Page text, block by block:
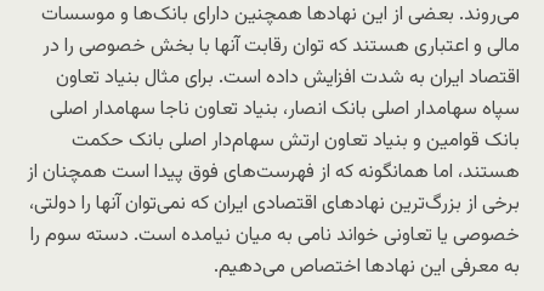
می‌روند. بعضی از این نهادها همچنین دارای بانک‌ها و موسسات
مالی و اعتباری هستند که توان رقابت آنها با بخش خصوصی را در
اقتصاد ایران به شدت افزایش داده است. برای مثال بنیاد تعاون
سپاه سهامدار اصلی بانک انصار، بنیاد تعاون ناجا سهامدار اصلی
بانک قوامین و بنیاد تعاون ارتش سهام‌دار اصلی بانک حکمت
هستند، اما همانگونه که از فهرست‌های فوق پیدا است همچنان از
برخی از بزرگ‌ترین نهادهای اقتصادی ایران که نمی‌توان آنها را دولتی،
خصوصی یا تعاونی خواند نامی به میان نیامده است. دسته سوم را
به معرفی این نهادها اختصاص می‌دهیم.